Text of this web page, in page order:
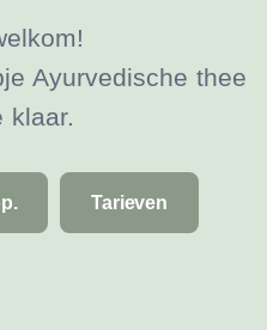
Ayurvedische thee
klaar.
Tarieven